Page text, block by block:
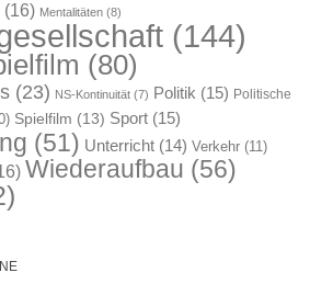
(16) Mentalitäten (8)
(144)
(80)
(23) NS-Kontinuität (7) Politik (15) Politische
Spielfilm (13) Sport (15)
(51) Unterricht (14) Verkehr (11)
Wiederaufbau (56)